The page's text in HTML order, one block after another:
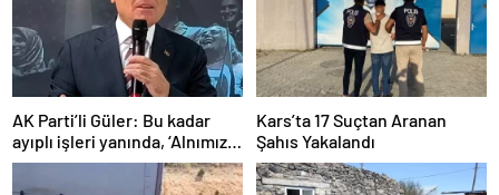
AK Parti’li Güler: Bu kadar
ayıplı işleri yanında, ‘Alnımız
ak, bir leke bile yok bizde’
diyor
Kars’ta 17 Suçtan Aranan
Şahıs Yakalandı